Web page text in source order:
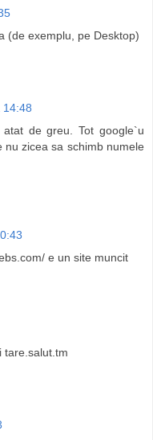
(de exemplu, pe Desktop)
14:48
de greu. Tot google`u
zicea sa schimb numele
e un site muncit
tare.salut.tm